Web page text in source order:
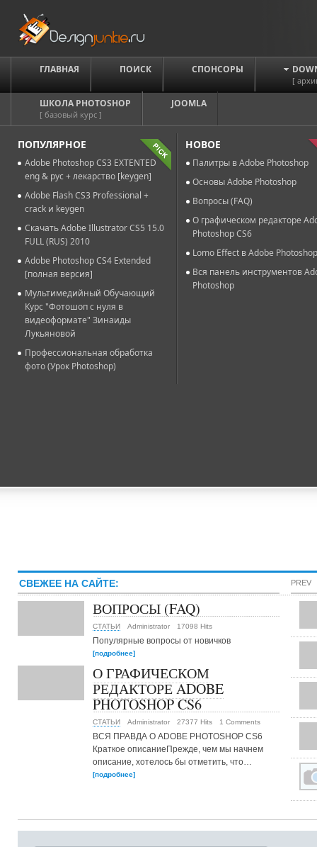
ГЛАВНАЯ ПОИСК СПОНСОРЫ
[
ШКОЛА PHOTOSHOP
[ базовый курс ]
JOOMLA
ПОПУЛЯРНОЕ
Adobe Photoshop CS3 EXTENTED
eng & рус + лекарство [keygen]
Adobe Flash CS3 Professional +
crack и keygen
Скачать Adobe Illustrator CS5 15.0
FULL (RUS) 2010
Adobe Photoshop CS4 Extended
[полная версия]
Мультимедийный Обучающий
Курс "Фотошоп с нуля в
видеоформате" Зинаиды
Лукьяновой
Профессиональная обработка
фото (Урок Photoshop)
НОВОЕ
Палитры в Adobe Photoshop
Основы Adobe Photoshop
Вопросы (FAQ)
О графическом редакторе
Photoshop CS6
Lomo Effect в Adobe
Вся панель инструментов
Photoshop
СВЕЖЕЕ НА САЙТЕ:
ВОПРОСЫ (FAQ)
СТАТЬИ Administrator 17098 Hits
Популярные вопросы от новичков
[подробнее]
О ГРАФИЧЕСКОМ
РЕДАКТОРЕ ADOBE
PHOTOSHOP CS6
СТАТЬИ Administrator 27377 Hits 1 Comments
ВСЯ ПРАВДА О ADOBE PHOTOSHOP CS6
Краткое описаниеПрежде, чем мы начнем
описание, хотелось бы отметить, что…
[подробнее]
PREV